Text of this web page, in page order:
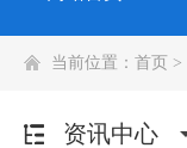
当前位置： 首页 >
资讯中心